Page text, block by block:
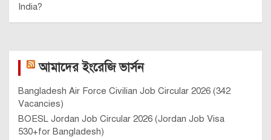
India?
আমাদের ইংরেজি ভার্সন
Bangladesh Air Force Civilian Job Circular 2026 (342
Vacancies)
BOESL Jordan Job Circular 2026 (Jordan Job Visa
530+for Bangladesh)